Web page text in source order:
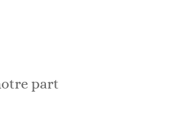
part